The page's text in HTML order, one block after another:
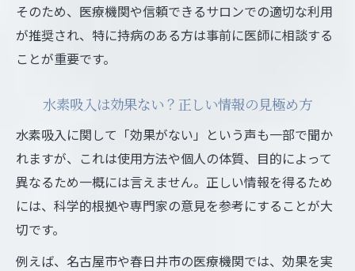
そのため、医療機関や信頼できるサロンでの適切な利用
が推奨され、特に持病のある方は事前に医師に相談する
ことが重要です。
水素吸入は効果ない？正しい情報の見極め方
水素吸入に関して「効果がない」という声も一部で聞か
れますが、これは使用方法や個人の体質、目的によって
異なるため一概には言えません。正しい情報を得るため
には、科学的根拠や専門家の意見を参考にすることが大
切です。
例えば、名古屋市や春日井市の医療機関では、効果を実